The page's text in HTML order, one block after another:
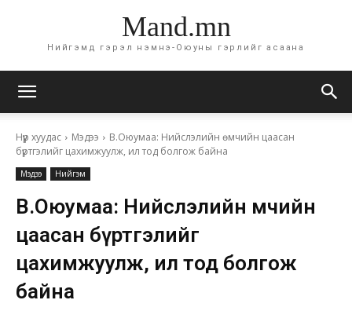
Mand.mn
Нийгэмд гэрэл нэмнэ-Оюуны гэрлийг асаана
Нүүр хуудас Мэдээ
В.Оюумаа: Нийслэлийн өмчийн цаасан
бүртгэлийг цахимжуулж, ил тод болгож байна
Мэдээ Нийгэм
В.Оюумаа: Нийслэлийн өмчийн
цаасан бүртгэлийг
цахимжуулж, ил тод болгож
байна